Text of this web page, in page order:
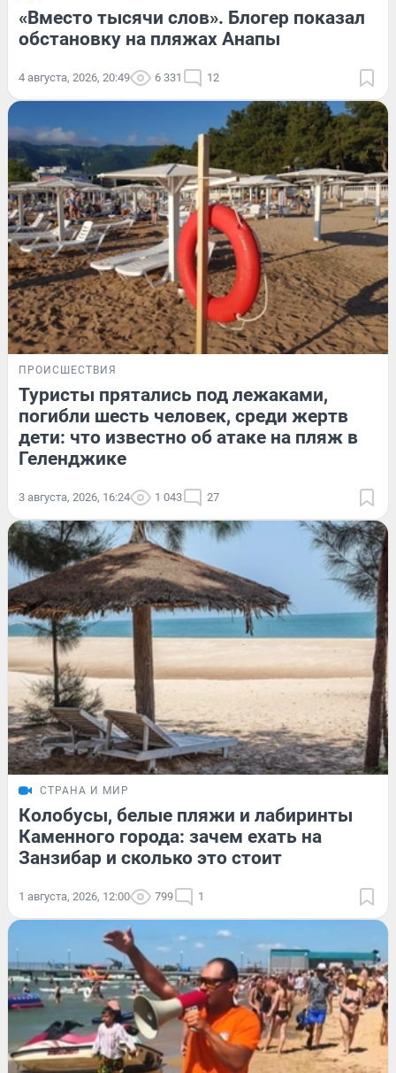
«Вместо тысячи слов». Блогер показал
обстановку на пляжах Анапы
4 августа, 2026, 20:49 6 331 12
ПРОИСШЕСТВИЯ
Туристы прятались под лежаками,
погибли шесть человек, среди жертв
дети: что известно об атаке на пляж в
Геленджике
3 августа, 2026, 16:24 1 043 27
СТРАНА И МИР
Колобусы, белые пляжи и лабиринты
Каменного города: зачем ехать на
Занзибар и сколько это стоит
1 августа, 2026, 12:00 799 1